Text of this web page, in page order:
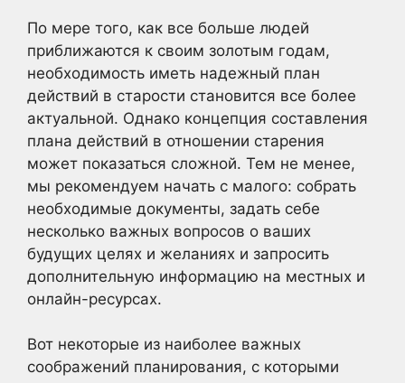
По мере того, как все больше людей
приближаются к своим золотым годам,
необходимость иметь надежный план
действий в старости становится все более
актуальной. Однако концепция составления
плана действий в отношении старения
может показаться сложной. Тем не менее,
мы рекомендуем начать с малого: собрать
необходимые документы, задать себе
несколько важных вопросов о ваших
будущих целях и желаниях и запросить
дополнительную информацию на местных и
онлайн-ресурсах.
Вот некоторые из наиболее важных
соображений планирования, с которыми